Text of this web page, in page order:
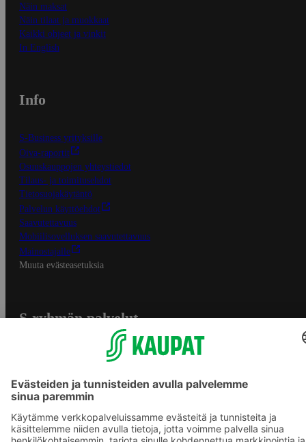
Näin maksat
Näin tilaat ja muokkaat
Kaikki ohjeet ja vinkit
In English
Info
S-Business yrityksille
Oiva-raportit
Osuuskauppojen yhteystiedot
Tilaus- ja toimitusehdot
Tietosuojakäytäntö
Palvelun käyttöehdot
Saavutettavuus
Mobiilisovelluksen saavutettavuus
Mainostajalle
Muuta evästeasetuksia
S-ryhmän palvelut
Yhteishyvä Ruoka -sovellus
S-ostoslista -sovellus
Prisma.fi
Sokos.fi